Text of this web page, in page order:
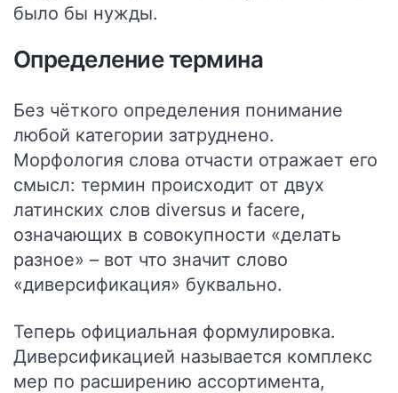
было бы нужды.
Определение термина
Без чёткого определения понимание
любой категории затруднено.
Морфология слова отчасти отражает его
смысл: термин происходит от двух
латинских слов diversus и facere,
означающих в совокупности «делать
разное» – вот что значит слово
«диверсификация» буквально.
Теперь официальная формулировка.
Диверсификацией называется комплекс
мер по расширению ассортимента,